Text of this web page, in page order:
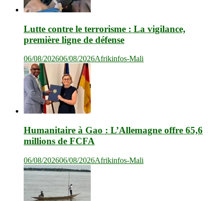
Lutte contre le terrorisme : La vigilance,
première ligne de défense
06/08/202606/08/2026Afrikinfos-Mali
Humanitaire à Gao : L’Allemagne offre 65,6
millions de FCFA
06/08/202606/08/2026Afrikinfos-Mali